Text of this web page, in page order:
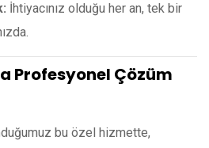
İhtiyacınız olduğu her an, tek bir
Profesyonel Çözüm
bu özel hizmette,